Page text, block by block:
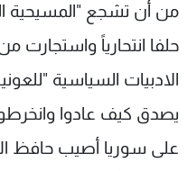
من أن تشجع "المسيحية
حلفا انتحارياً واستجارت
الادبيات السياسية
يصدق كيف عادوا
على سوريا أصيب حافظ